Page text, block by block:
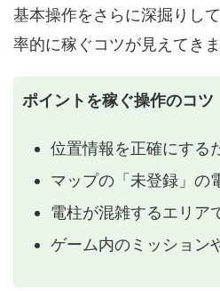
基本操作をさらに深掘りし
率的に稼ぐコツが見えてきま
ポイントを稼ぐ操作のコツ
位置情報を正確にする
マップの「未登録」の
電柱が混雑するエリア
ゲーム内のミッション